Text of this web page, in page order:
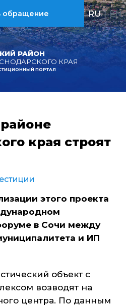
РАЙОН
КРАЯ
ПОРТАЛ
обращение RU | EN
края строят
этого проекта
в Сочи между
и ИП
объект с
возводят на
центра. По данным